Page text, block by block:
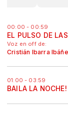
00:00 - 00:59
EL PULSO DE
Voz en off de:
Cristián Ibarra
01:00 - 03:59
BAILA LA NOCHE!